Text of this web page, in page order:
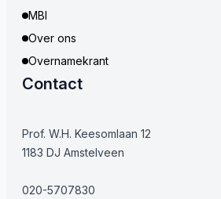
MBI
Over ons
Overnamekrant
Contact
Prof. W.H. Keesomlaan 12
1183 DJ Amstelveen
020-5707830